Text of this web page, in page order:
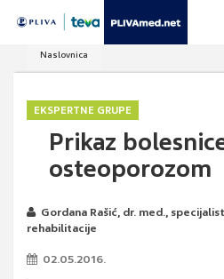
Naslovnica
EKSPERTNE GRUPE
Prikaz
osteoporozom
Gordana Rašić, dr. med.,
rehabilitacije
02.05.2016.